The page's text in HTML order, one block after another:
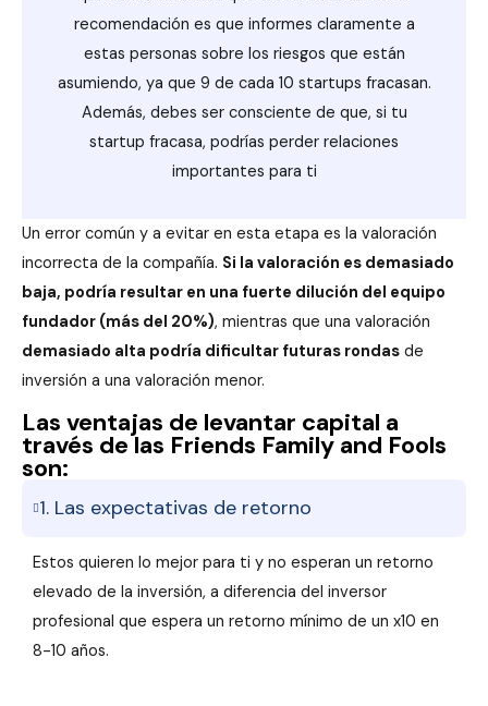
recomendación es que informes claramente a
estas personas sobre los riesgos que están
asumiendo, ya que 9 de cada 10 startups fracasan.
Además, debes ser consciente de que, si tu
startup fracasa, podrías perder relaciones
importantes para ti
Un error común y a evitar en esta etapa es la valoración
incorrecta de la compañía. Si la valoración es demasiado
baja, podría resultar en una fuerte dilución del equipo
fundador (más del 20%), mientras que una valoración
demasiado alta podría dificultar futuras rondas de
inversión a una valoración menor.
Las ventajas de levantar capital a
través de las Friends Family and Fools
son:
1. Las expectativas de retorno
Estos quieren lo mejor para ti y no esperan un retorno
elevado de la inversión, a diferencia del inversor
profesional que espera un retorno mínimo de un x10 en
8-10 años.